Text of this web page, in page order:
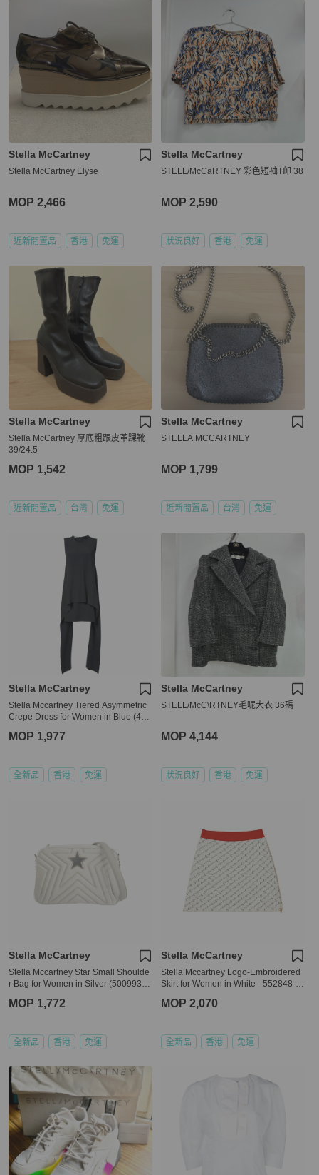
Stella McCartney
Stella McCartney Elyse
MOP 2,466
近新閒置品 香港 免運
Stella McCartney
STELL/McCaRTNEY 彩色短袖T卹 38
MOP 2,590
狀況良好 香港 免運
Stella McCartney
Stella McCartney 厚底粗跟皮革踝靴
39/24.5
MOP 1,542
近新閒置品 台灣 免運
Stella McCartney
STELLA MCCARTNEY
MOP 1,799
近新閒置品 台灣 免運
Stella McCartney
Stella Mccartney Tiered Asymmetric
Crepe Dress for Women in Blue (495
MOP 1,977
全新品 香港 免運
Stella McCartney
STELL/McC\RTNEY毛呢大衣 36碼
MOP 4,144
狀況良好 香港 免運
Stella McCartney
Stella Mccartney Star Small Shoulde
r Bag for Women in Silver (500993-
MOP 1,772
全新品 香港 免運
Stella McCartney
Stella Mccartney Logo-Embroidered
Skirt for Women in White - 552848-S
MOP 2,070
全新品 香港 免運